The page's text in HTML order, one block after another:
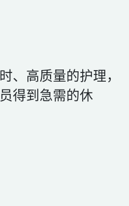
、高质量的护理，
得到急需的休